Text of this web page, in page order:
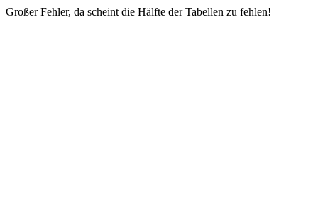
Großer Fehler, da scheint die Hälfte der Tabellen zu fehlen!